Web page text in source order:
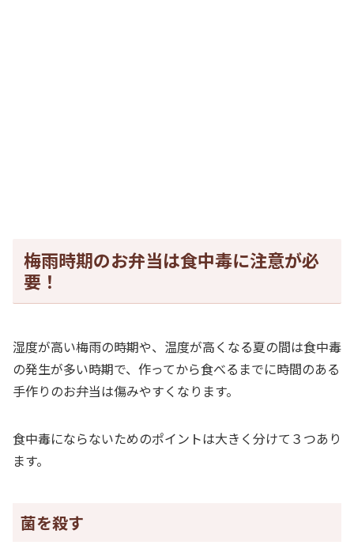
梅雨時期のお弁当は食中毒に注意が必
要！
湿度が高い梅雨の時期や、温度が高くなる夏の間は食中毒
の発生が多い時期で、作ってから食べるまでに時間のある
手作りのお弁当は傷みやすくなります。
食中毒にならないためのポイントは大きく分けて３つあり
ます。
菌を殺す